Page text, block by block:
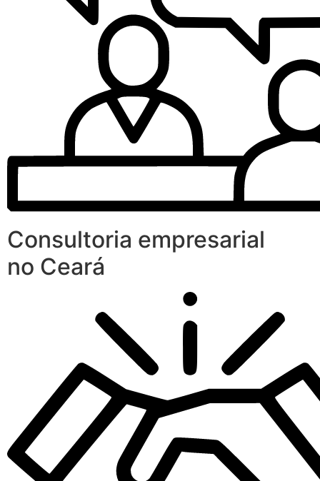
Consultoria empresarial
no Ceará